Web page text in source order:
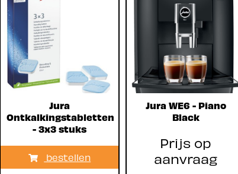
Jura
Ontkalkingstabletten
- 3x3 stuks
bestellen
Jura WE6 - Piano
Black
Prijs op
aanvraag